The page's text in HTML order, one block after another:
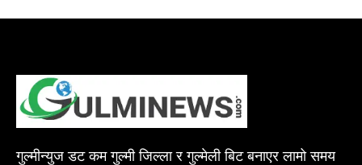
गुल्मीन्युज डट कम गुल्मी जिल्ला र गुल्मेली बिट बनाएर लामो समय